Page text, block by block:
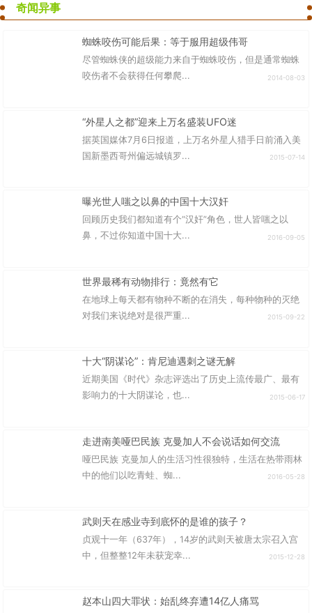
奇闻异事
蜘蛛咬伤可能后果：等于服用超级伟哥
尽管蜘蛛侠的超级能力来自于蜘蛛咬伤，但是通常蜘蛛
咬伤者不会获得任何攀爬...
2014-08-03
“外星人之都”迎来上万名盛装UFO迷
据英国媒体7月6日报道，上万名外星人猎手日前涌入美
国新墨西哥州偏远城镇罗...
2015-07-14
曝光世人嗤之以鼻的中国十大汉奸
回顾历史我们都知道有个“汉奸”角色，世人皆嗤之以
鼻，不过你知道中国十大...
2016-09-05
世界最稀有动物排行：竟然有它
在地球上每天都有物种不断的在消失，每种物种的灭绝
对我们来说绝对是很严重...
2015-09-22
十大“阴谋论”：肯尼迪遇刺之谜无解
近期美国《时代》杂志评选出了历史上流传最广、最有
影响力的十大阴谋论，也...
2015-06-17
走进南美哑巴民族 克曼加人不会说话如何交流
哑巴民族 克曼加人的生活习性很独特，生活在热带雨林
中的他们以吃青蛙、蜘...
2016-05-28
武则天在感业寺到底怀的是谁的孩子？
贞观十一年（637年），14岁的武则天被唐太宗召入宫
中，但整整12年未获宠幸...
2015-12-28
赵本山四大罪状：始乱终弃遭14亿人痛骂